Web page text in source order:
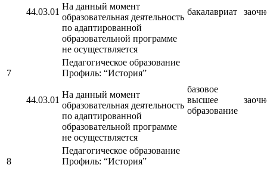
44.03.01
На данный момент
образовательная деятельность
по адаптированной
образовательной программе
не осуществляется
бакалавриат
7
44.03.01
Педагогическое образование
Профиль: “История”
На данный момент
образовательная деятельность
по адаптированной
образовательной программе
не осуществляется
базовое
высшее
образование
8
Педагогическое образование
Профиль: “История”